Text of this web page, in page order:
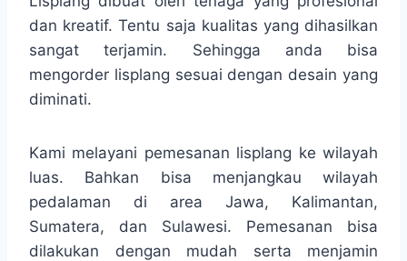
dan kreatif. Tentu saja kualitas yang dihasilkan
sangat terjamin. Sehingga anda bisa
mengorder lisplang sesuai dengan desain yang
diminati.
Kami melayani pemesanan lisplang ke wilayah
luas. Bahkan bisa menjangkau wilayah
pedalaman di area Jawa, Kalimantan,
Sumatera, dan Sulawesi. Pemesanan bisa
dilakukan dengan mudah serta menjamin